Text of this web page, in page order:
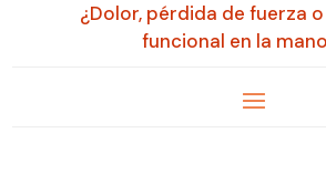
¿Dolor, pérdida de fuerza
funcional en la